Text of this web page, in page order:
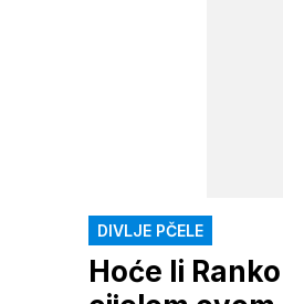
DIVLJE PČELE
Hoće li